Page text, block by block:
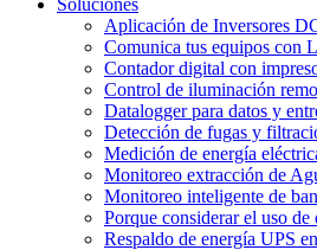
Soluciones
Aplicación de Inversores
Comunica tus equipos con
Contador digital con
Control de iluminación
Datalogger para datos y
Detección de fugas y
Medición de energía
Monitoreo extracción de
Monitoreo inteligente de
Porque considerar el uso
Respaldo de energía UPS